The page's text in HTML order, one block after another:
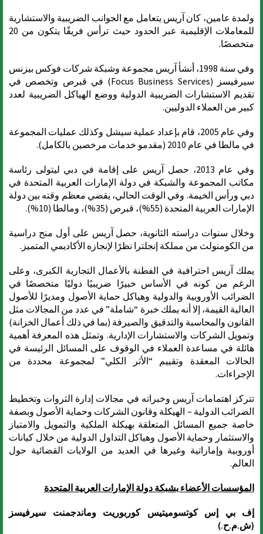
ولمدة عامين، كان آريس يتعامل مع الجوانب الضريبية والاستشارية
للمعاملات الإقليمية عبر الحدود حيث ترأس فريقًا يتكون من 20
متخصصًا.
وفي سنة 1998، أنشأ آريس مجموعة وشبكة شركات فوكس بيزنس
سيرفيسز (Focus Business Services) في قبرص وتخصص في
تقديم الاستشارات الضريبية الدولية ووضع الهياكل الضريبية لعدد
كبير من العملاء الدوليين.
وفي عام 2005، قام بإعداد عملية سيشل وكذلك عمليات المجموعة
في مالطا في عام 2010 (مقدمو خدمات مرخصين بالكامل).
وفي عام 2013، حصل آريس على إقامة في دبي ليتولى رئاسة
مكاتب المجموعة والشبكة في دولة الإمارات العربية المتحدة في
دبي ورأس الخيمة. وفي الوقت الحالي، يقضي معظم وقته بين دولة
الإمارات العربية المتحدة (55%)، قبرص (35%)، ومالطا (10%).
وخلال سنوات دراسته الثانوية، حصل آريس على أول منح دراسية
من الكومنولث من مملكة إنجلترا نظرًا لإنجازه الأكاديمي المتميز.
يملك آريس احترافية في الفطنة بالأعمال التجارية الكبرى، وعلى
الرغم من كونه في الأساس خبيرًا ضريبيًا دوليًا متخصصًا في
الضرائب الأوروبية والدولية وهياكل حماية الأصول ومديرًا للأصول
العالية القيمة، إلا أنه يملك خبرة “شاملة” في عدد من المجالات مثل
القانون والمحاسبة والتدقيق والصيرفة (بما في ذلك أعمال الخزانة)
وتمويل الشركات والاستشارات الإدارية. وتمثل هذه المعرفة أهمية
هائلة في مساعدة العملاء في الوقوف على المسائل الرئيسة في
الحالات المعقدة وتقييم “الأثر الكلي” لمجموعة محددة من
الإجراءات.
تتركز اهتمامات آريس وخبراته في مجالات إدارة الثروات وتخطيط
الضرائب الدولية – الهيكلة وقانون الشركات وحماية الأصول وبصفة
خاصة جميع المسائل المتعلقة بهيكلة الملكية والتمويل والامتياز
والاستثمار وحماية الأصول وهياكل التداول الدولية من خلال كيانات
أوروبية وإماراتية وغيرها في العديد من الولايات القضائية حول
العالم.
المؤسسات الأعضاء بشبكة دولة الإمارات العربية المتحدة
إف بي إس كوتسوميتيس كوربوريت وماندجمنت سيرفيسز
(ش.م.ح.)